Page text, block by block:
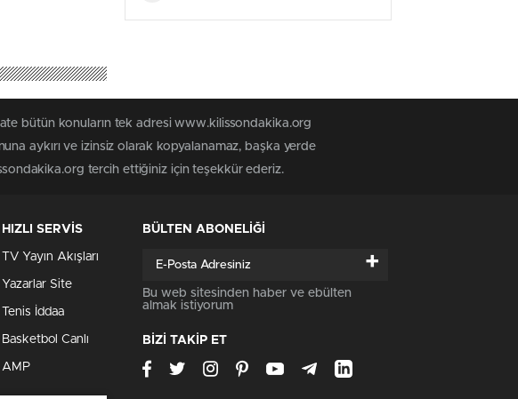
bütün konuların tek adresi www.kilissondakika.org
aykırı ve izinsiz olarak kopyalanamaz, başka yerde
tercih ettiğiniz için teşekkür ederiz.
HIZLI SERVİS
TV Yayın Akışları
Yazarlar Site
Tenis İddaa
Basketbol Canlı
AMP
BÜLTEN ABONELİĞİ
+
Bu web sitesinden haber ve ebülten
almak istiyorum
BİZİ TAKİP ET